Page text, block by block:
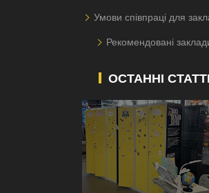
Умови співпраці для
Рекомендовані
ОСТАННІ СТАТТІ